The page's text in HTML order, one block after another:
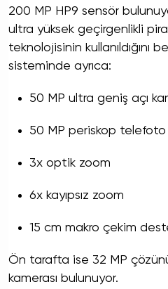
200 MP HP9 sensör
ultra yüksek geçirgenlikli
teknolojisinin kullanıldığını
sisteminde ayrıca:
50 MP ultra geniş açı
50 MP periskop telefoto
3x optik zoom
6x kayıpsız zoom
15 cm makro çekim
Ön tarafta ise 32 MP
kamerası bulunuyor.